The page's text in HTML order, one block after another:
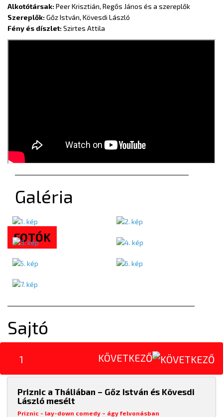
Alkotótársak:Peer Krisztián, Regős János és a szereplők
Szereplők:Gőz István, Kövesdi László
Fény és díszlet:Szirtes Attila
Galéria
FOTÓK
Sajtó
1 KÖVETKEZŐ
Priznic a Tháliában – Gőz István és Kövesdi
László mesélt
Priznic - lay-down comedy – ágy felvonásban